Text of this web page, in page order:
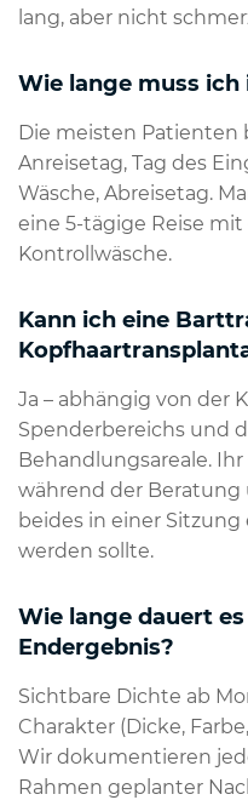
lang, aber nicht
Wie lange muss ich
Die meisten Patienten
Anreisetag, Tag des
Wäsche, Abreisetag.
eine 5-tägige Reise
Kontrollwäsche.
Kann ich eine
Ja – abhängig von der
Spenderbereichs und
Behandlungsareale.
während der
beides in einer
werden sollte.
Wie lange dauert
Endergebnis?
Sichtbare Dichte ab
Charakter (Dicke,
Wir dokumentieren
Rahmen geplanter